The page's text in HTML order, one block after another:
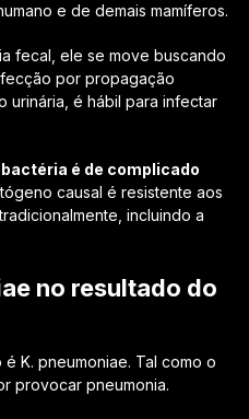
e de demais mamíferos.
fecal, ele se move buscando
por propagação
urinária, é hábil para infectar
é de complicado
causal é resistente aos
incluindo a
no resultado do
K. pneumoniae. Tal como o
provocar pneumonia.